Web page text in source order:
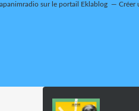
sur le portail Eklablog Créer